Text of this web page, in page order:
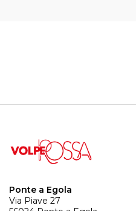
Ponte a Egola
Via Piave 27